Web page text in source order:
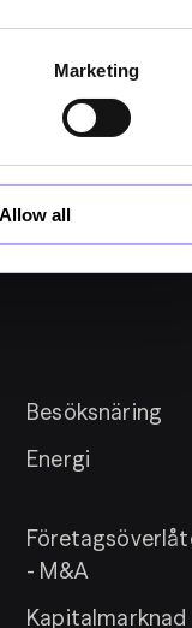
Marketing
Allow all
Besöksnäring
Energi
- M&A
Kapitalmarknad